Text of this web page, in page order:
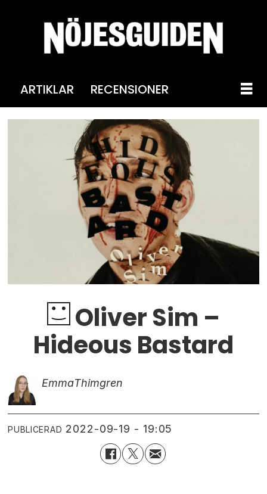
ARTIKLAR RECENSIONER
Oliver Sim –
Hideous Bastard
EmmaThimgren
PUBLICERAD 2022-09-19 - 19:05